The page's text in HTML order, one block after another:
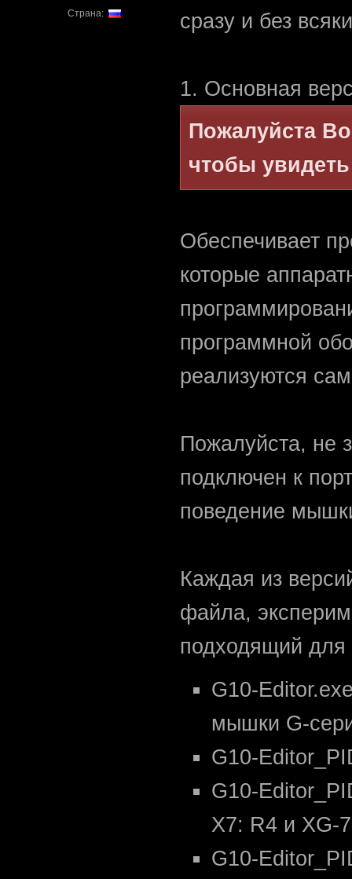
Страна:
сразу и без
1. Основная
Пожалуйста
чтобы
Обеспечивает
которые
программной
реализуются
Пожалуйста, не
подключен к
поведение
Каждая из
файла,
подходящий
G10-
мышки G-
G10-
G10-
X7: R4 и XG-
G10-